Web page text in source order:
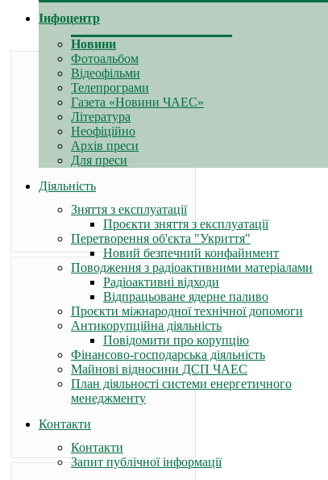
Інфоцентр
Новини
Фотоальбом
Відеофільми
Телепрограми
Газета «Новини ЧАЕС»
Література
Неофіційно
Архів преси
Для преси
Діяльність
Зняття з експлуатації
Проєкти зняття з експлуатації
Перетворення об'єкта "Укриття"
Новий безпечний конфайнмент
Поводження з радіоактивними матеріалами
Радіоактивні відходи
Відпрацьоване ядерне паливо
Проєкти міжнародної технічної допомоги
Антикорупційна діяльність
Повідомити про корупцію
Фінансово-господарська діяльність
Майнові відносини ДСП ЧАЕС
План діяльності системи енергетичного
менеджменту
Контакти
Контакти
Запит публічної інформації